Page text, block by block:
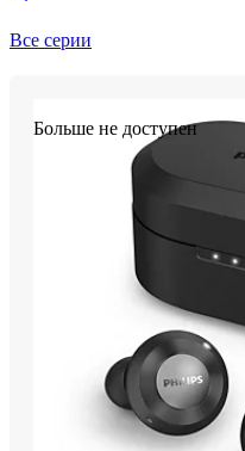
Все серии
Больше не доступен